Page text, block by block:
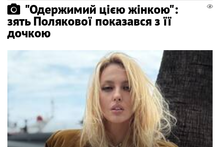
"Одержимий цією жінкою":
зять Полякової показався з її
дочкою